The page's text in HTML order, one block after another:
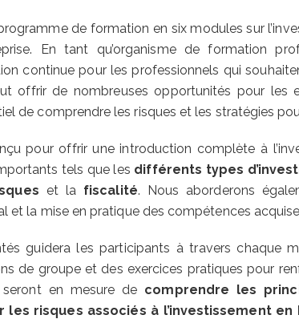
de formation en six modules sur
En tant qu’organisme de formation
continue pour les professionnels qui
offrir de nombreuses opportunités pour les
de comprendre les risques et les stratégies
pour offrir une introduction complète à
tels que les différents types
et la fiscalité. Nous aborderons
et la mise en pratique des compétences
guidera les participants à travers chaque
de groupe et des exercices pratiques pour
en mesure de comprendre les
les risques associés à l’investissement en